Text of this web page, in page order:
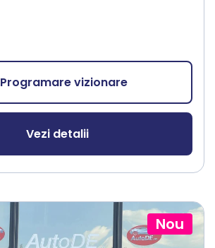
Programare vizionare
Vezi detalii
Nou